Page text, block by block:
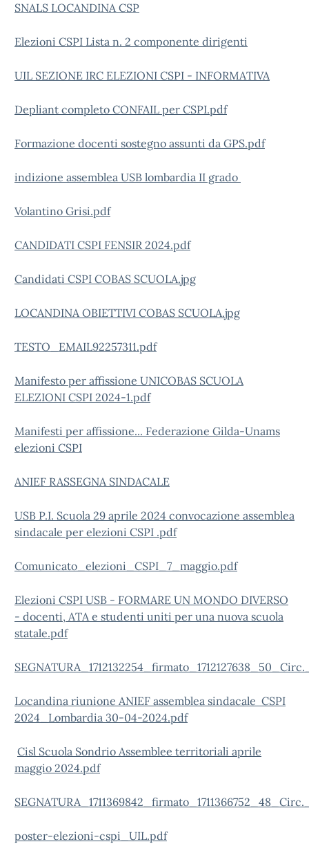
SNALS LOCANDINA CSP
Elezioni CSPI Lista n. 2 componente dirigenti
UIL SEZIONE IRC ELEZIONI CSPI - INFORMATIVA
Depliant completo CONFAIL per CSPI.pdf
Formazione docenti sostegno assunti da GPS.pdf
indizione assemblea USB lombardia II grado
Volantino Grisi.pdf
CANDIDATI CSPI FENSIR 2024.pdf
Candidati CSPI COBAS SCUOLA.jpg
LOCANDINA OBIETTIVI COBAS SCUOLA.jpg
TESTO_EMAIL92257311.pdf
Manifesto per affissione UNICOBAS SCUOLA
ELEZIONI CSPI 2024-1.pdf
Manifesti per affissione... Federazione Gilda-Unams
elezioni CSPI
ANIEF RASSEGNA SINDACALE
USB P.I. Scuola 29 aprile 2024 convocazione assemblea
sindacale per elezioni CSPI .pdf
Comunicato_elezioni_CSPI_7_maggio.pdf
Elezioni CSPI USB - FORMARE UN MONDO DIVERSO
- docenti, ATA e studenti uniti per una nuova scuola
statale.pdf
Locandina riunione ANIEF assemblea sindacale CSPI
2024_Lombardia 30-04-2024.pdf
Cisl Scuola Sondrio Assemblee territoriali aprile
maggio 2024.pdf
poster-elezioni-cspi_UIL.pdf